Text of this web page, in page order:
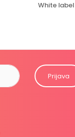
White label
Prijava